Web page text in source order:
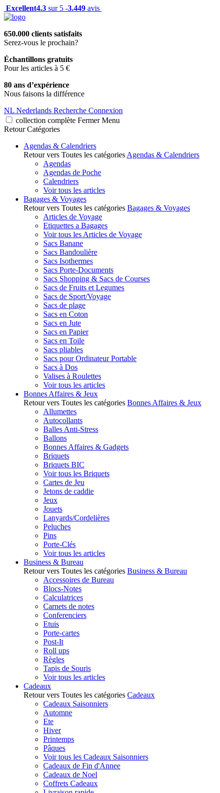
Excellent4.3 sur 5 -3.449 avis
650.000 clients satisfaits
Serez-vous le prochain?
Échantillons gratuits
Pour les articles à 5 €
80 ans d’expérience
Nous faisons la différence
NL Nederlands Recherche Connexion
collection complète Fermer Menu
Retour Catégories
Agendas & Calendriers
Retour vers Toutes les catégories Agendas & Calendriers
Agendas
Agendas de Poche
Calendriers
Voir tous les articles
Bagages & Voyages
Retour vers Toutes les catégories Bagages & Voyages
Articles de Voyage
Etiquettes a Bagages
Voir tous les Articles de Voyage
Sacs Banane
Sacs Bandoulière
Sacs Isothermes
Sacs Porte-Documents
Sacs Shopping & Sacs de Courses
Sacs de Fruits et Legumes
Sacs de Sport/Voyage
Sacs de plage
Sacs en Coton
Sacs en Jute
Sacs en Papier
Sacs en Toile
Sacs pliables
Sacs pour Ordinateur Portable
Sacs à Dos
Valises à Roulettes
Voir tous les articles
Bonnes Affaires & Jeux
Retour vers Toutes les catégories Bonnes Affaires & Jeux
Allumettes
Autocollants
Balles Anti-Stress
Ballons
Bonnes Affaires & Gadgets
Briquets
Briquets BIC
Voir tous les Briquets
Cartes de Jeu
Jetons de caddie
Jeux
Jouets
Lanyards/Cordelières
Peluches
Pins
Porte-Clés
Voir tous les articles
Business & Bureau
Retour vers Toutes les catégories Business & Bureau
Accessoires de Bureau
Blocs-Notes
Calculatrices
Carnets de notes
Conferenciers
Etuis
Porte-cartes
Post-It
Roll ups
Règles
Tapis de Souris
Voir tous les articles
Cadeaux
Retour vers Toutes les catégories Cadeaux
Cadeaux Saisonniers
Automne
Ete
Hiver
Printemps
Pâques
Voir tous les Cadeaux Saisonniers
Cadeaux de Fin d'Annee
Cadeaux de Noel
Coffrets Cadeaux